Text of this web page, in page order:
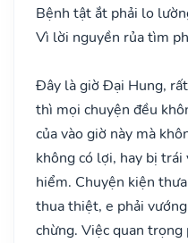
Bệnh tật ắt phải lo
Vì lời nguyền rủa tìm
Đây là giờ Đại Hung,
thì mọi chuyện đều
của vào giờ này mà
không có lợi, hay bị trái
hiểm. Chuyện kiện
thua thiệt, e phải
chừng. Việc quan trọng